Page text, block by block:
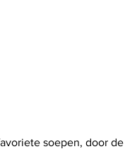
soepen, door